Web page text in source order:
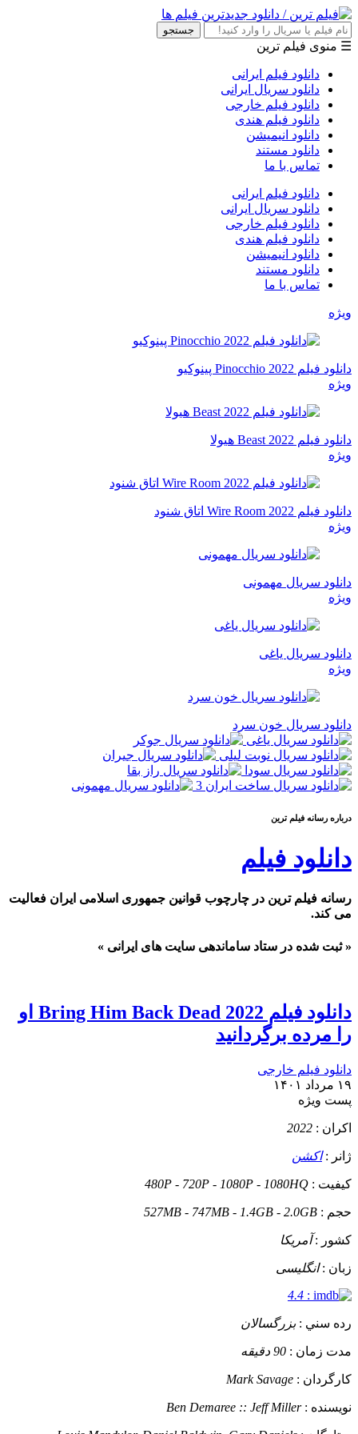
جستجو
☰ منوی فیلم ترین
دانلود فیلم ایرانی
دانلود سریال ایرانی
دانلود فیلم خارجی
دانلود فیلم هندی
دانلود انیمیشن
دانلود مستند
تماس با ما
دانلود فیلم ایرانی
دانلود سریال ایرانی
دانلود فیلم خارجی
دانلود فیلم هندی
دانلود انیمیشن
دانلود مستند
تماس با ما
ویژه
دانلود فیلم Pinocchio 2022 پینوکیو
ویژه
دانلود فیلم Beast 2022 هیولا
ویژه
دانلود فیلم Wire Room 2022 اتاق شنود
ویژه
دانلود سریال مهمونی
ویژه
دانلود سریال یاغی
ویژه
دانلود سریال خون سرد
درباره رسانه فيلم ترين
دانلود فیلم
رسانه فیلم ترین در چارچوب قوانین جمهوری اسلامی ایران فعالیت
می کند.
« ثبت شده در ستاد ساماندهی سایت های ایرانی »
دانلود فیلم Bring Him Back Dead 2022 او
را مرده برگردانید
دانلود فیلم خارجی
۱۹ مرداد ۱۴۰۱
پست ويژه
اکران : 2022
ژانر :اکشن
کيفيت : 480P - 720P - 1080P - 1080HQ
حجم : 527MB - 747MB - 1.4GB - 2.0GB
کشور :آمریکا
زبان :انگلیسی
:
4.4
رده سني :بزرگسالان
مدت زمان : 90 دقیقه
کارگردان : Mark Savage
نويسنده :Ben Demaree :: Jeff Miller